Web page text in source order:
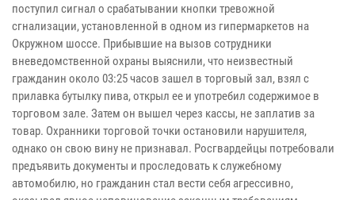
поступил сигнал о срабатывании кнопки тревожной
сгнализации, установленной в одном из гипермаркетов на
Окружном шоссе. Прибывшие на вызов сотрудники
вневедомственной охраны выяснили, что неизвестный
гражданин около 03:25 часов зашел в торговый зал, взял с
прилавка бутылку пива, открыл ее и употребил содержимое в
торговом зале. Затем он вышел через кассы, не заплатив за
товар. Охранники торговой точки остановили нарушителя,
однако он свою вину не признавал. Росгвардейцы потребовали
предъявить документы и проследовать к служебному
автомобилю, но гражданин стал вести себя агрессивно,